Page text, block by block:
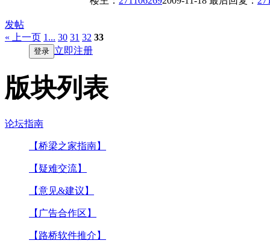
发帖
« 上一页 1... 30 31 32 33
登录 立即注册
版块列表
论坛指南
【桥梁之家指南】
【疑难交流】
【意见&建议】
【广告合作区】
【路桥软件推介】